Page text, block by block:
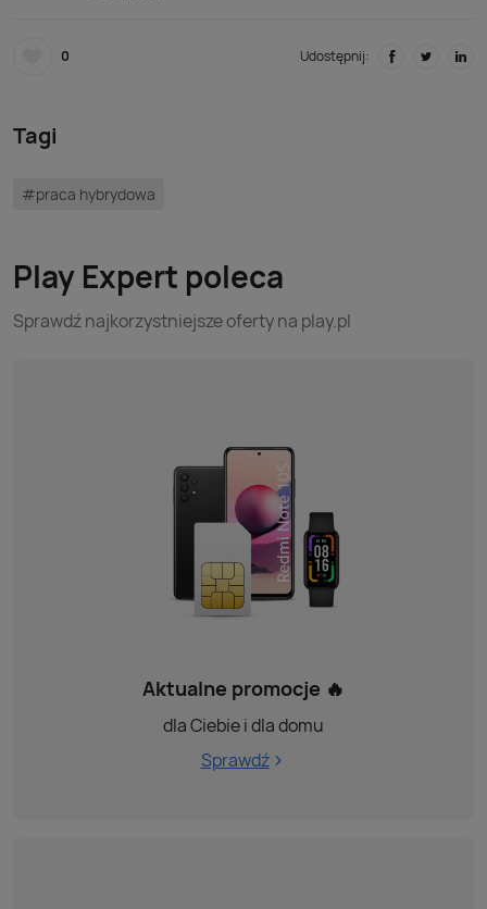
0 Udostępnij:
Tagi
#praca hybrydowa
Play Expert poleca
Sprawdź najkorzystniejsze oferty na play.pl
Aktualne promocje 🔥
dla Ciebie i dla domu
Sprawdź